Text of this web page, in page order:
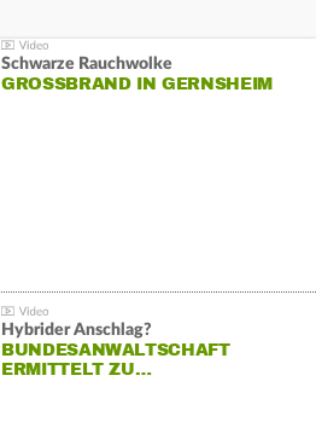
Schwarze Rauchwolke
GROSSBRAND IN GERNSHEIM
Hybrider Anschlag?
BUNDESANWALTSCHAFT
ERMITTELT ZU…